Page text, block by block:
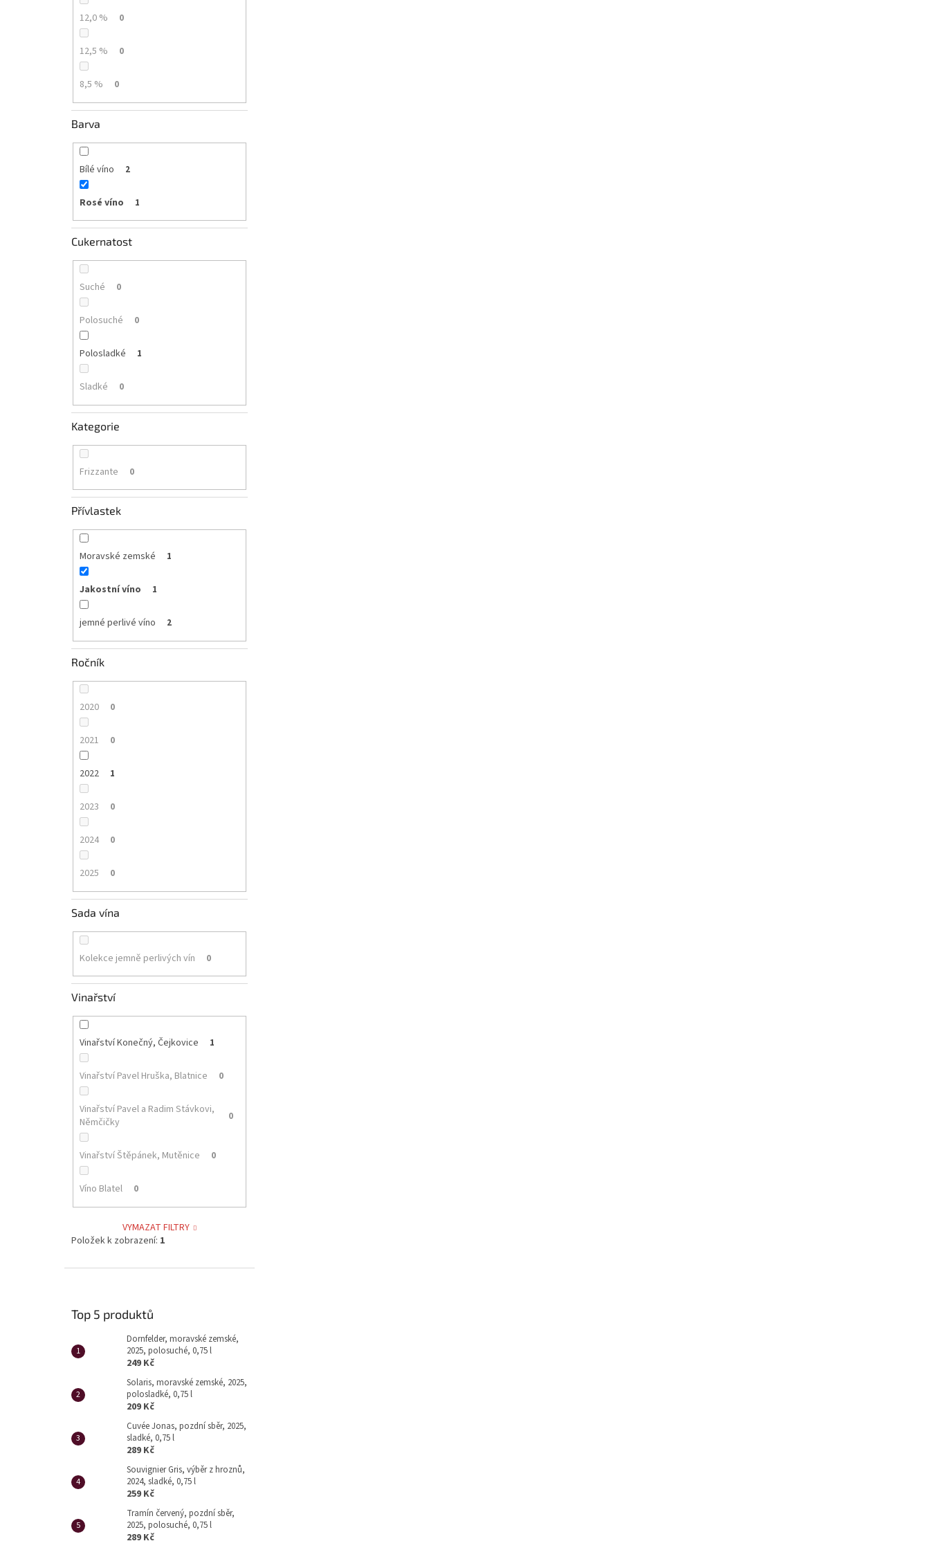
12,0 % 0
12,5 % 0
8,5 % 0
Barva
Bílé víno 2
Rosé víno 1
Cukernatost
Suché 0
Polosuché 0
Polosladké 1
Sladké 0
Kategorie
Frizzante 0
Přívlastek
Moravské zemské 1
Jakostní víno 1
jemné perlivé víno 2
Ročník
2020 0
2021 0
2022 1
2023 0
2024 0
2025 0
Sada vína
Kolekce jemně perlivých vín 0
Vinařství
Vinařství Konečný, Čejkovice 1
Vinařství Pavel Hruška, Blatnice 0
Vinařství Pavel a Radim Stávkovi,
Němčičky
0
Vinařství Štěpánek, Mutěnice 0
Víno Blatel 0
VYMAZAT FILTRY
Položek k zobrazení: 1
Top 5 produktů
Dornfelder, moravské zemské,
2025, polosuché, 0,75 l
249 Kč
Solaris, moravské zemské, 2025,
polosladké, 0,75 l
209 Kč
Cuvée Jonas, pozdní sběr, 2025,
sladké, 0,75 l
289 Kč
Souvignier Gris, výběr z hroznů,
2024, sladké, 0,75 l
259 Kč
Tramín červený, pozdní sběr,
2025, polosuché, 0,75 l
289 Kč